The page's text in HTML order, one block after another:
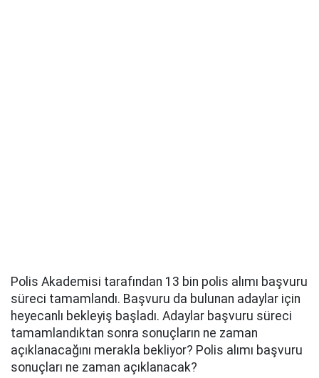
Polis Akademisi tarafından 13 bin polis alımı başvuru
süreci tamamlandı. Başvuru da bulunan adaylar için
heyecanlı bekleyiş başladı. Adaylar başvuru süreci
tamamlandıktan sonra sonuçların ne zaman
açıklanacağını merakla bekliyor? Polis alımı başvuru
sonuçları ne zaman açıklanacak?